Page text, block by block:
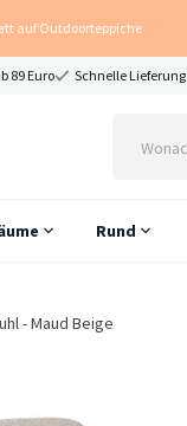
auf Outdoorteppiche
89 Euro Schnelle Lieferung
Rund
- Maud Beige